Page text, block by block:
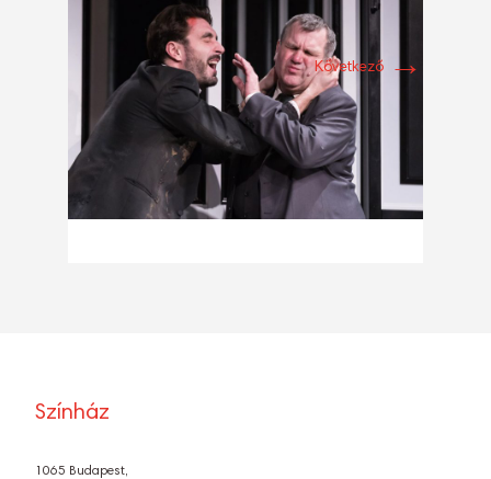
Következő →
Színház
1065 Budapest,